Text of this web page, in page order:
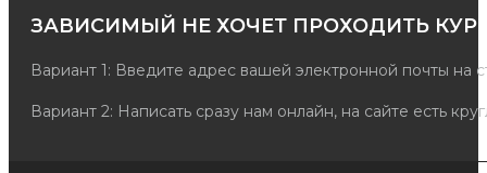
ЗАВИСИМЫЙ НЕ ХОЧЕТ ПРОХОДИТЬ
Вариант 1: Введите адрес вашей электронной почты
Вариант 2: Написать сразу нам онлайн, на сайте есть